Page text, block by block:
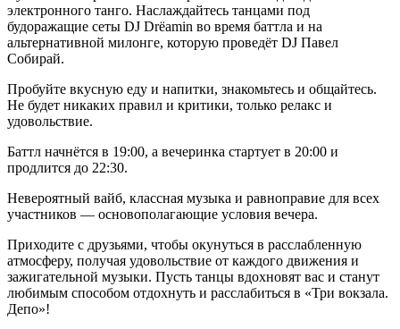
электронного танго. Наслаждайтесь танцами под
будоражащие сеты DJ Drёamin во время баттла и на
альтернативной милонге, которую проведёт DJ Павел
Собирай.
Пробуйте вкусную еду и напитки, знакомьтесь и общайтесь.
Не будет никаких правил и критики, только релакс и
удовольствие.
Баттл начнётся в 19:00, а вечеринка стартует в 20:00 и
продлится до 22:30.
Невероятный вайб, классная музыка и равноправие для всех
участников — основополагающие условия вечера.
Приходите с друзьями, чтобы окунуться в расслабленную
атмосферу, получая удовольствие от каждого движения и
зажигательной музыки. Пусть танцы вдохновят вас и станут
любимым способом отдохнуть и расслабиться в «Три вокзала.
Депо»!